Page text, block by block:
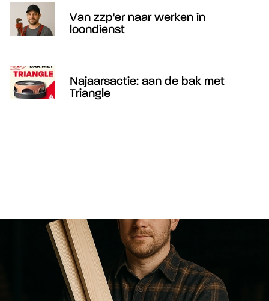
Van zzp'er naar werken in
loondienst
Najaarsactie: aan de bak met
Triangle